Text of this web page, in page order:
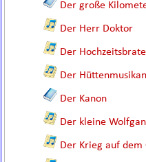
Der große
Der Herr Doktor
Der
Der
Der Kanon
Der kleine
Der Krieg auf dem